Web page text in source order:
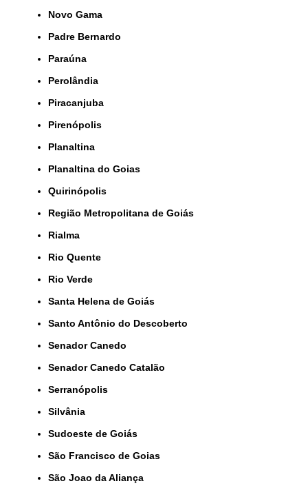
Novo Gama
Padre Bernardo
Paraúna
Perolândia
Piracanjuba
Pirenópolis
Planaltina
Planaltina do Goias
Quirinópolis
Região Metropolitana de Goiás
Rialma
Rio Quente
Rio Verde
Santa Helena de Goiás
Santo Antônio do Descoberto
Senador Canedo
Senador Canedo Catalão
Serranópolis
Silvânia
Sudoeste de Goiás
São Francisco de Goias
São Joao da Aliança